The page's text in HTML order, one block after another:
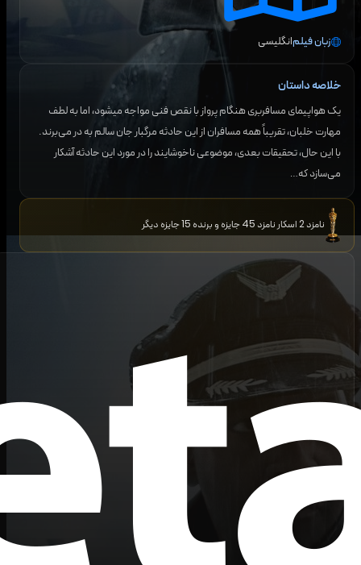
زبان فیلمانگلیسی
خلاصه داستان
یک هواپیمای مسافربری هنگام پرواز با نقص فنی مواجه می‎شود، اما به لطف
مهارت خلبان، تقریباً همه مسافران از این حادثه مرگبار جان سالم به در می‌برند.
با این حال، تحقیقات بعدی، موضوعی ناخوشایند را در مورد این حادثه آشکار
می‌سازد که…
نامزد 2 اسکار نامزد 45 جایزه و برنده 15 جایزه دیگر